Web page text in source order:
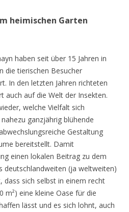
heimischen Garten
haben seit über 15 Jahren in
die tierischen Besucher
In den letzten Jahren richteten
auch auf die Welt der Insekten.
welche Vielfalt sich
ganzjährig blühende
Gestaltung
bereitstellt. Damit
einen lokalen Beitrag zu dem
deutschlandweiten (ja weltweiten)
dass sich selbst in einem recht
m²) eine kleine Oase für die
lässt und es sich lohnt, auch